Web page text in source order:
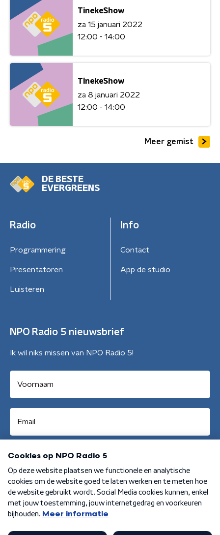
TinekeShow
za 15 januari 2022
12:00 - 14:00
TinekeShow
za 8 januari 2022
12:00 - 14:00
Meer gemist
DE BESTE
EVERGREENS
Radio
Programmering
Presentatoren
Luisteren
Info
Contact
App de studio
NPO Radio 5 nieuwsbrief
Ik wil niks missen van NPO Radio 5!
Aanmelden
Algemene voorwaarden